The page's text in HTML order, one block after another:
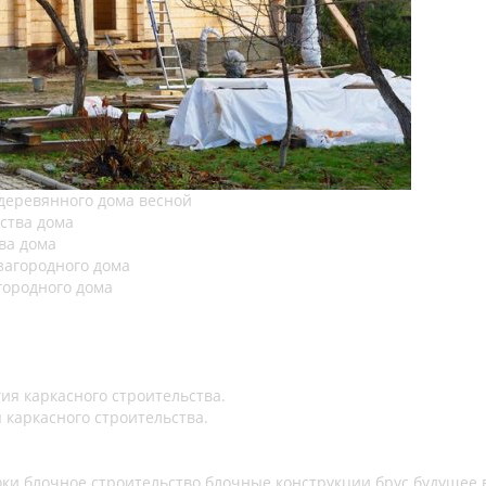
дома весной
дома
дома
строительства.